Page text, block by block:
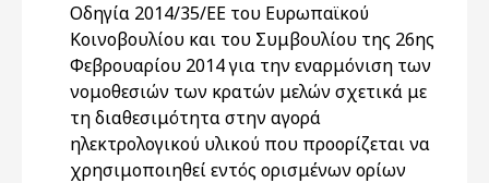
Οδηγία 2014/35/ΕΕ του Ευρωπαϊκού
Κοινοβουλίου και του Συμβουλίου της 26ης
Φεβρουαρίου 2014 για την εναρμόνιση των
νομοθεσιών των κρατών μελών σχετικά με
τη διαθεσιμότητα στην αγορά
ηλεκτρολογικού υλικού που προορίζεται να
χρησιμοποιηθεί εντός ορισμένων ορίων